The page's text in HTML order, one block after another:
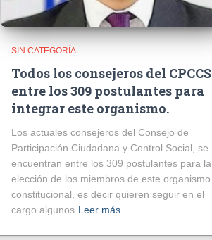
SIN CATEGORÍA
Todos los consejeros del CPCCS
entre los 309 postulantes para
integrar este organismo.
Los actuales consejeros del Consejo de
Participación Ciudadana y Control Social, se
encuentran entre los 309 postulantes para la
elección de los miembros de este organismo
constitucional, es decir quieren seguir en el
cargo algunos Leer más